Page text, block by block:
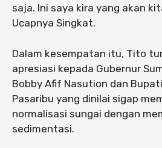
saja. Ini saya kira yang akan
Ucapnya Singkat.
Dalam kesempatan itu, Tito
apresiasi kepada Gubernur
Bobby Afif Nasution dan
Pasaribu yang dinilai sigap
normalisasi sungai dengan
sedimentasi.